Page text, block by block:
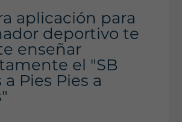
aplicación para
deportivo te
enseñar
el "SB
a Pies Pies a